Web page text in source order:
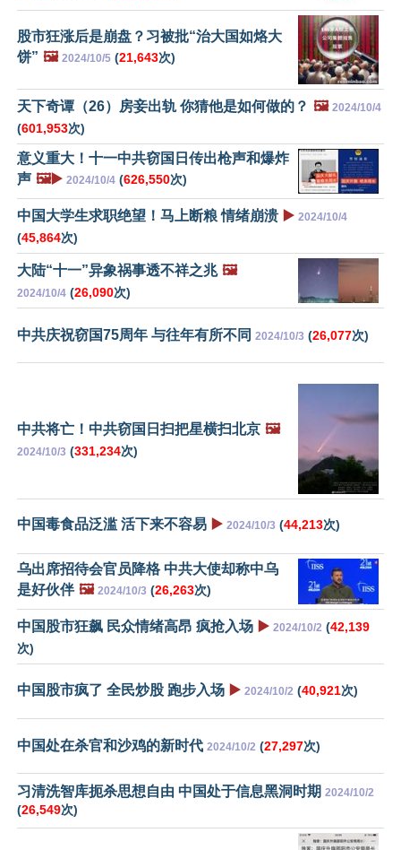
股市狂涨后是崩盘？习被批“治大国如烙大
饼” 🖼️ 2024/10/5 (21,643次)
天下奇谭（26）房妾出轨 你猜他是如何做的？ 🖼️ 2024/10/4
(601,953次)
意义重大！十一中共窃国日传出枪声和爆炸
声 🖼️▶️ 2024/10/4 (626,550次)
中国大学生求职绝望！马上断粮 情绪崩溃 ▶️ 2024/10/4
(45,864次)
大陆“十一”异象祸事透不祥之兆 🖼️
2024/10/4 (26,090次)
中共庆祝窃国75周年 与往年有所不同 2024/10/3 (26,077次)
中共将亡！中共窃国日扫把星横扫北京 🖼️
2024/10/3 (331,234次)
中国毒食品泛滥 活下来不容易 ▶️ 2024/10/3 (44,213次)
乌出席招待会官员降格 中共大使却称中乌
是好伙伴 🖼️ 2024/10/3 (26,263次)
中国股市狂飙 民众情绪高昂 疯抢入场 ▶️ 2024/10/2 (42,139
次)
中国股市疯了 全民炒股 跑步入场 ▶️ 2024/10/2 (40,921次)
中国处在杀官和沙鸡的新时代 2024/10/2 (27,297次)
习清洗智库扼杀思想自由 中国处于信息黑洞时期 2024/10/2
(26,549次)